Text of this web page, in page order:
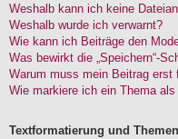
Weshalb kann ich keine
Weshalb wurde ich verwarnt?
Wie kann ich Beiträge den
Was bewirkt die „Speichern“-
Warum muss mein Beitrag erst
Wie markiere ich ein Thema als
Textformatierung und